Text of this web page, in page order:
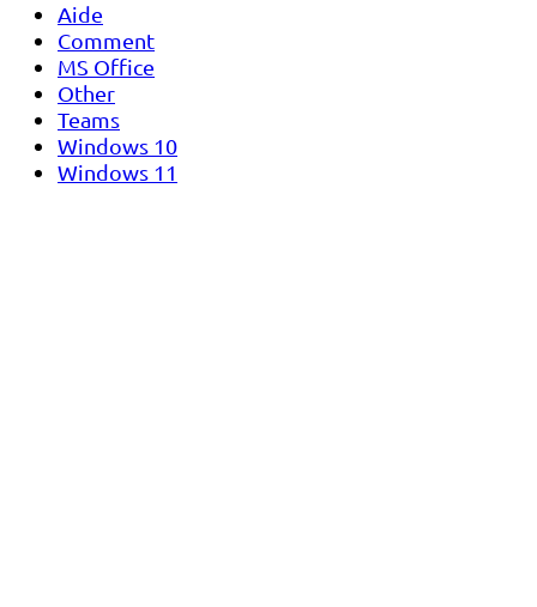
Aide
Comment
MS Office
Other
Teams
Windows 10
Windows 11